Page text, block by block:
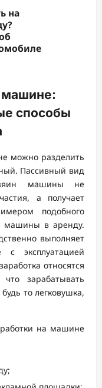
на
машине:
способы
можно разделить
Пассивный вид
машины не
а получает
подобного
машины в аренду.
выполняет
эксплуатацией
относятся
зарабатывать
то легковушка,
на машине